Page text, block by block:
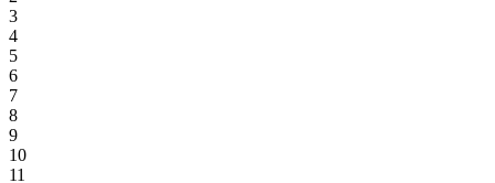
3
4
5
6
7
8
9
10
11